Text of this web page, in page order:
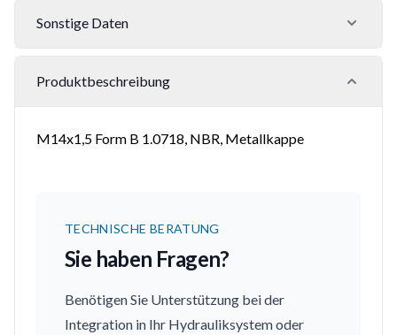
Sonstige Daten
Produktbeschreibung
M14x1,5 Form B 1.0718, NBR, Metallkappe
TECHNISCHE BERATUNG
Sie haben Fragen?
Benötigen Sie Unterstützung bei der
Integration in Ihr Hydrauliksystem oder